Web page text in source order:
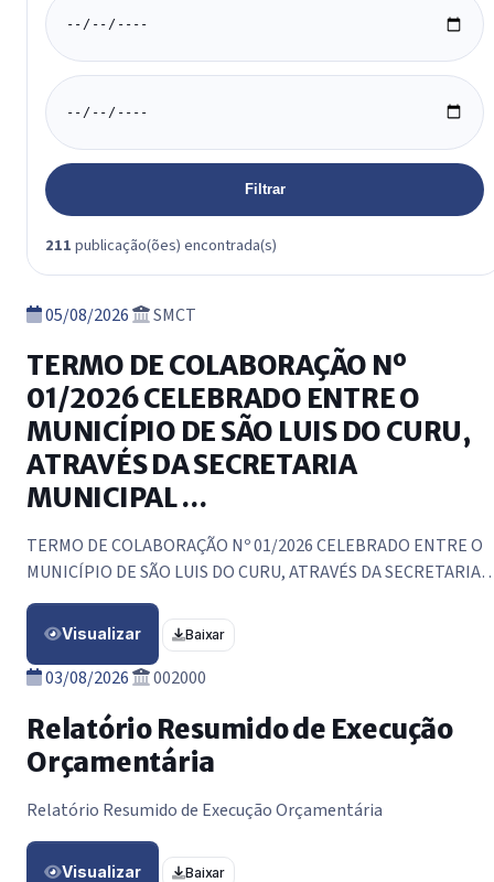
Data inicio
Data fim
Filtrar
211publicação(ões) encontrada(s)
05/08/2026 SMCT
TERMO DE COLABORAÇÃO Nº
01/2026 CELEBRADO ENTRE O
MUNICÍPIO DE SÃO LUIS DO CURU,
ATRAVÉS DA SECRETARIA
MUNICIPAL …
TERMO DE COLABORAÇÃO Nº 01/2026 CELEBRADO ENTRE O
MUNICÍPIO DE SÃO LUIS DO CURU, ATRAVÉS DA SECRETARIA
MUNICIPAL DE CULTURA E TURISMO. E A ORGANIZAÇÃO DA
SOCIEDADE CIVIL ABAIXO DESIGNADA.
Visualizar Baixar
03/08/2026 002000
Relatório Resumido de Execução
Orçamentária
Relatório Resumido de Execução Orçamentária
Visualizar Baixar